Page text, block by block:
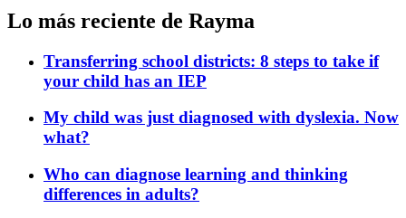
Lo más reciente de Rayma
Transferring school districts: 8 steps to take if
your child has an IEP
My child was just diagnosed with dyslexia. Now
what?
Who can diagnose learning and thinking
differences in adults?